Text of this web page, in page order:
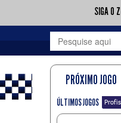
SIGA O
PRÓXIMO JOGO
ÚLTIMOS JOGOS